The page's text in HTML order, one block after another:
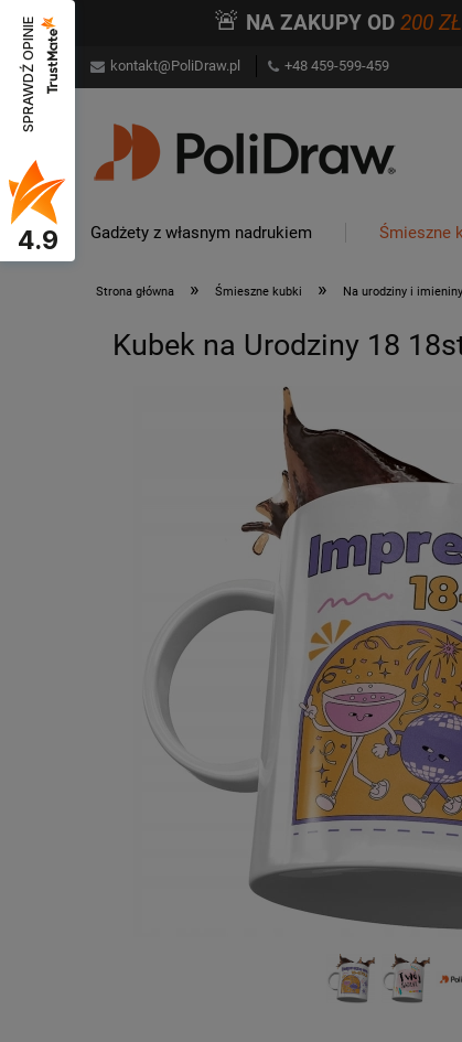
🚨 NA ZAKUPY OD 200 ZŁ
kontakt@PoliDraw.pl +48 459-599-459
Gadżety z własnym nadrukiem Śmieszne
Strona główna » Śmieszne kubki » Na urodziny i imieniny
Kubek na Urodziny 18
SPRAWDŹ OPINIE
4.9